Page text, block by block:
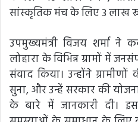
सांस्कृतिक मंच के लिए 3 लाख
उपमुख्यमंत्री विजय शर्मा ने
लोहारा के विभिन्न ग्रामों में
संवाद किया। उन्होंने
सुना, और उन्हें सरकार की
के बारे में जानकारी दी।